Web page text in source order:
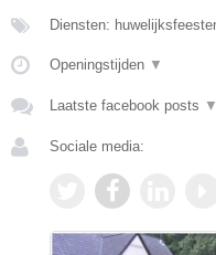
Diensten:
Openingstijden ▼
Laatste facebook posts ▼
Sociale media: